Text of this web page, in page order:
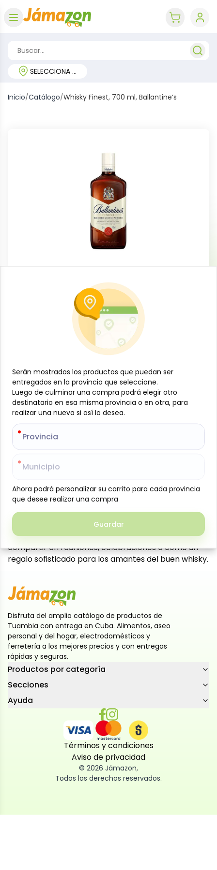
SELECCIONA TU REGIÓN
Inicio/Catálogo/Whisky Finest, 700 ml, Ballantine’s
Whisky Finest, 700 ml, Ballantine’s
B- JAM-001-1196
Este producto está limitado a los usuarios mayores de 21 años
-
Añadir al carrito
Es un whisky escocés blended de reconocida
calidad, elaborado a partir de una cuidada mezcla
Destaca por su sabor suave y equilibrado, con notas
acompañadas de un ligero toque ahumado. Su
aroma es elegante y delicado, con matices florales y
un fondo de roble. En boca resulta redondo y
agradable, ideal para disfrutar solo, con hielo o
como base para cócteles clásicos. Perfecto para
compartir en reuniones, celebraciones o como un
regalo sofisticado para los amantes del buen whisky.
Disfruta del amplio catálogo de productos de
Tuambia con entrega en Cuba. Alimentos, aseo
personal y del hogar, electrodomésticos y
ferretería a los mejores precios y con entregas
rápidas y seguras.
Productos por categoría
Secciones
Ayuda
Términos y condiciones
Aviso de privacidad
© 2026 Jámazon,
Todos los derechos reservados.
Serán mostrados los productos que puedan ser
entregados en la provincia que seleccione.
Luego de culminar una compra podrá elegir otro
destinatario en esa misma provincia o en otra, para
realizar una nueva si así lo desea.
Provincia
Municipio
Ahora podrá personalizar su carrito para cada provincia
que desee realizar una compra
Guardar
Serán mostrados los productos que puedan ser
entregados en la provincia que seleccione.
Luego de culminar una compra podrá elegir otro
destinatario en esa misma provincia o en otra, para
realizar una nueva si así lo desea.
Provincia
Municipio
Ahora podrá personalizar su carrito para cada provincia
que desee realizar una compra
Guardar